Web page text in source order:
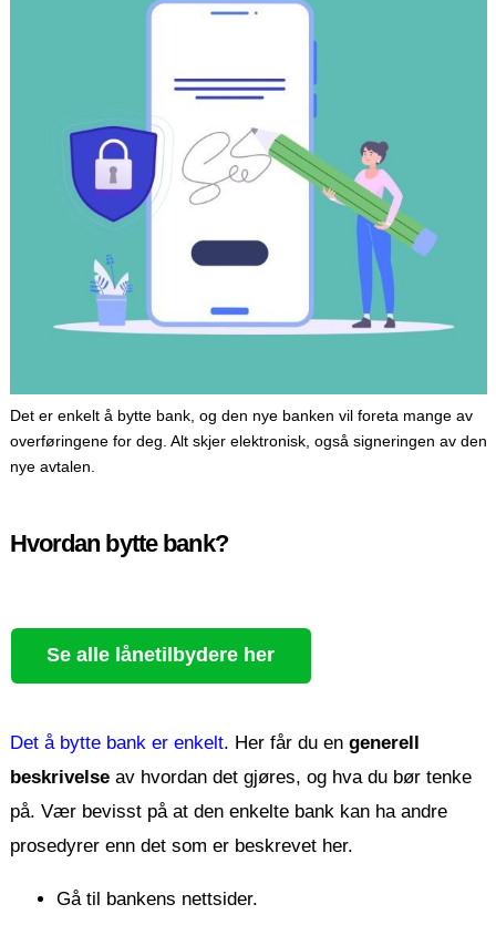
Det er enkelt å bytte bank, og den nye banken vil foreta mange av
overføringene for deg. Alt skjer elektronisk, også signeringen av den
nye avtalen.
Hvordan bytte bank?
Se alle lånetilbydere her
Det å bytte bank er enkelt. Her får du en generell
beskrivelseav hvordan det gjøres, og hva du bør tenke
på. Vær bevisst på at den enkelte bank kan ha andre
prosedyrer enn det som er beskrevet her.
Gå til bankens nettsider.